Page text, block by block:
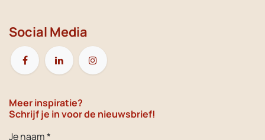
Social Media
Meer inspiratie?
Schrijf je in voor de nieuwsbrief!
Je naam *